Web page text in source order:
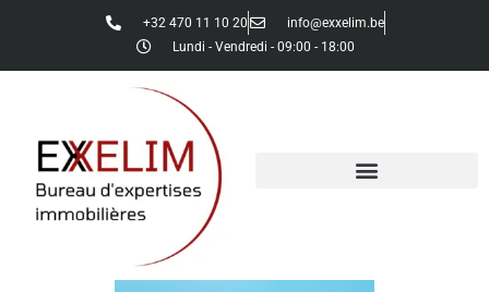
+32 470 11 10 20
info@exxelim.be
Lundi - Vendredi - 09:00 - 18:00